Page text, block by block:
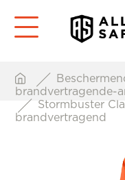
brandvertragende-
Stormbuster
brandvertragend